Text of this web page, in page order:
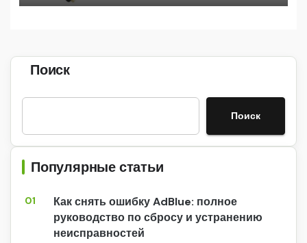
Поиск
Поиск
Популярные статьи
01
Как снять ошибку AdBlue: полное
руководство по сбросу и устранению
неисправностей